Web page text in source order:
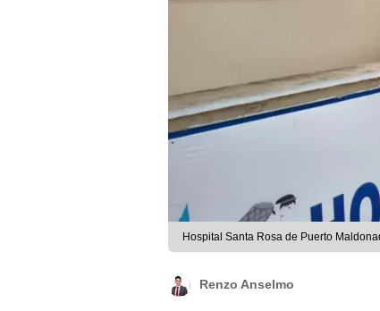
Hospital Santa Rosa de Puerto
Renzo Anselmo